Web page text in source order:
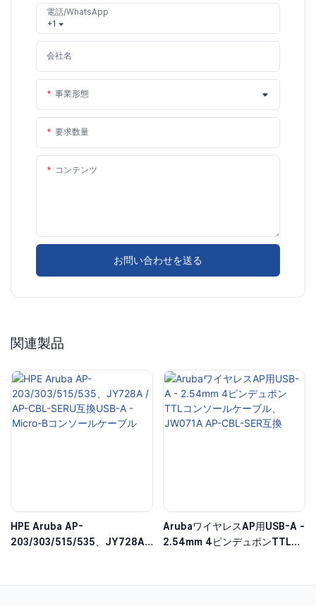
+1
電話/WhatsApp
会社名
事業形態
要求数量
コンテンツ
お問い合わせを送る
関連製品
HPE Aruba AP-
203/303/515/535、JY728A /
ArubaワイヤレスAP用USB-A -
2.54mm 4ピンデュポンTTLコ